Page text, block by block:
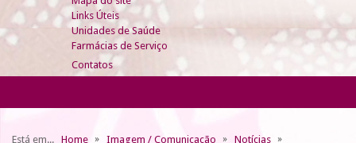
Links Úteis
Unidades de Saúde
Farmácias de Serviço
Contatos
Está em... Home Imagem / Comunicação
Notícias